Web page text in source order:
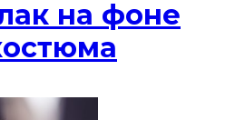
на фоне